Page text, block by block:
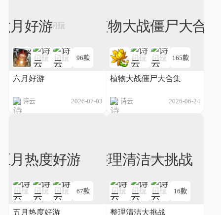
96款
六月好游
诗云 2026-07-03
165款
植物大战僵尸大合集
诗云 2026-06-24
67款
五月热度好游
16款
整理清洁大挑战